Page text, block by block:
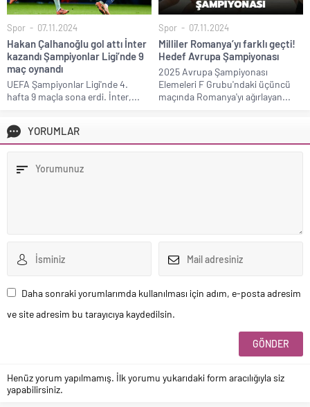
Spor 07.11.2024
Hakan Çalhanoğlu gol attı İnter
kazandı Şampiyonlar Ligi’nde 9
maç oynandı
UEFA Şampiyonlar Ligi'nde 4.
hafta 9 maçla sona erdi. İnter,...
Spor 07.11.2024
Milliler Romanya’yı farklı geçti!
Hedef Avrupa Şampiyonası
2025 Avrupa Şampiyonası
Elemeleri F Grubu'ndaki üçüncü
maçında Romanya'yı ağırlayan...
YORUMLAR
Daha sonraki yorumlarımda kullanılması için adım, e-posta adresim
ve site adresim bu tarayıcıya kaydedilsin.
Henüz yorum yapılmamış. İlk yorumu yukarıdaki form aracılığıyla siz
yapabilirsiniz.